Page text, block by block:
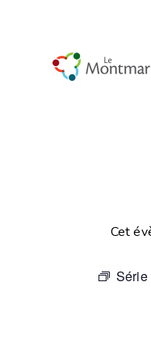
Cet
Série